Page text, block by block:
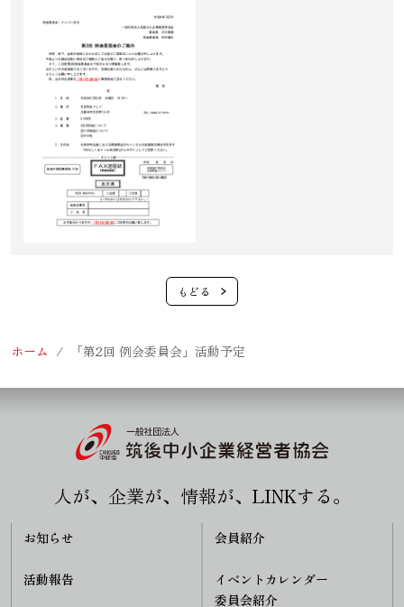
ホーム 「第2回 例会委員会」活動予定
人が、企業が、情報が、LINKする。
お知らせ
活動報告
会員紹介
イベントカレンダー
委員会紹介